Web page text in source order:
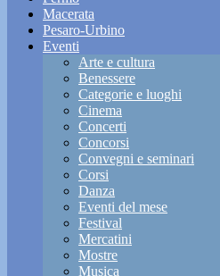
Macerata
Pesaro-Urbino
Eventi
Arte e cultura
Benessere
Categorie e luoghi
Cinema
Concerti
Concorsi
Convegni e seminari
Corsi
Danza
Eventi del mese
Festival
Mercatini
Mostre
Musica